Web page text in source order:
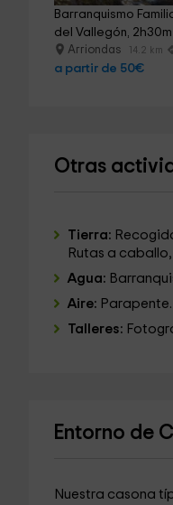
Barranquismo
del Vallegón, 2h30m
Arriondas 14.2 km
a partir de 50€
Otras
Tierra:
Rutas a
Agua:
Aire: Parapente.
Talleres:
Entorno de
Nuestra casona